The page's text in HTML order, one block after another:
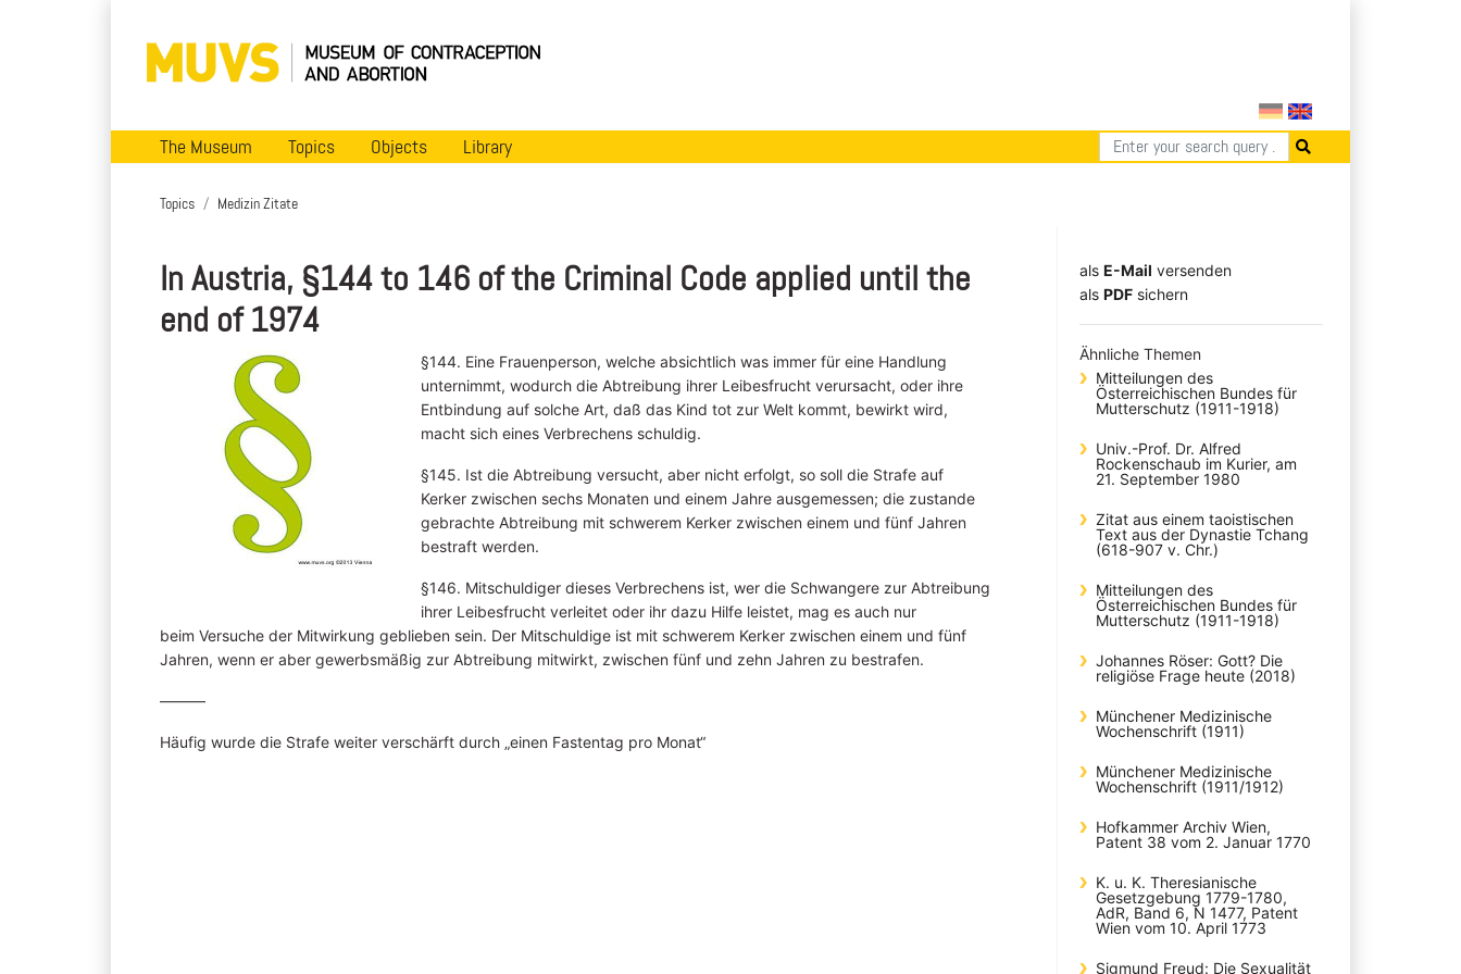
The Museum Topics Objects Library
Topics Medizin Zitate
In Austria, §144 to 146 of the Criminal Code applied until the
end of 1974
§144. Eine Frauenperson, welche absichtlich was immer für eine Handlung
unternimmt, wodurch die Abtreibung ihrer Leibesfrucht verursacht, oder ihre
Entbindung auf solche Art, daß das Kind tot zur Welt kommt, bewirkt wird,
macht sich eines Verbrechens schuldig.
§145. Ist die Abtreibung versucht, aber nicht erfolgt, so soll die Strafe auf
Kerker zwischen sechs Monaten und einem Jahre ausgemessen; die zustande
gebrachte Abtreibung mit schwerem Kerker zwischen einem und fünf Jahren
bestraft werden.
§146. Mitschuldiger dieses Verbrechens ist, wer die Schwangere zur Abtreibung
ihrer Leibesfrucht verleitet oder ihr dazu Hilfe leistet, mag es auch nur
beim Versuche der Mitwirkung geblieben sein. Der Mitschuldige ist mit schwerem Kerker zwischen einem und fünf
Jahren, wenn er aber gewerbsmäßig zur Abtreibung mitwirkt, zwischen fünf und zehn Jahren zu bestrafen.
———
Häufig wurde die Strafe weiter verschärft durch „einen Fastentag pro Monat“
als E-Mail versenden
​​​​​​​​​​​​​​​​​als PDF sichern
Ähnliche Themen
Mitteilungen des
Österreichischen Bundes für
Mutterschutz (1911-1918)
Univ.-Prof. Dr. Alfred
Rockenschaub im Kurier, am
21. September 1980
Zitat aus einem taoistischen
Text aus der Dynastie Tchang
(618-907 v. Chr.)
Mitteilungen des
Österreichischen Bundes für
Mutterschutz (1911-1918)
Johannes Röser: Gott? Die
religiöse Frage heute (2018)
Münchener Medizinische
Wochenschrift (1911)
Münchener Medizinische
Wochenschrift (1911/1912)
Hofkammer Archiv Wien,
Patent 38 vom 2. Januar 1770
K. u. K. Theresianische
Gesetzgebung 1779-1780,
AdR, Band 6, N 1477, Patent
Wien vom 10. April 1773
Sigmund Freud: Die Sexualität